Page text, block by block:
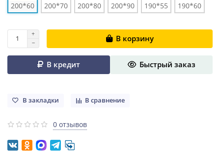
200*60
200*70 200*80 200*90 190*55 190*60
В корзину
В кредит Быстрый заказ
В закладки В сравнение
0 отзывов